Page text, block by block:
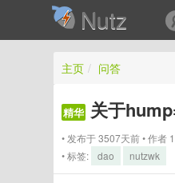
Nutz
主页 / 问答
精华 关于
发布于 3507天前 作者
标签:
dao nutzwk